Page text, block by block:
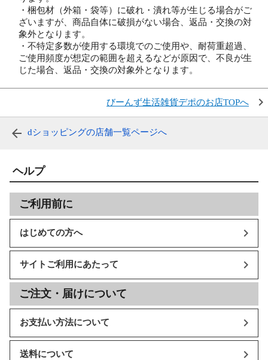
・梱包材（外箱・袋等）に破れ・潰れ等が生じる場合がご
ざいますが、商品自体に破損がない場合、返品・交換の対
象外となります。
・不特定多数が使用する環境でのご使用や、耐荷重超過、
ご使用頻度が想定の範囲を超えるなどが原因で、不良が生
じた場合、返品・交換の対象外となります。
びーんず生活雑貨デポのお店TOPへ
dショッピングの店舗一覧ページへ
ヘルプ
ご利用前に
はじめての方へ
サイトご利用にあたって
ご注文・届けについて
お支払い方法について
送料について